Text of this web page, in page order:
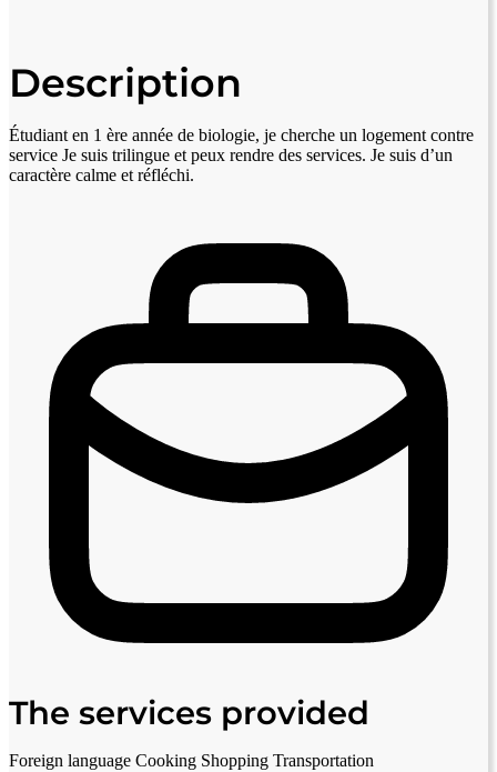
Description
Étudiant en 1 ère année de biologie, je cherche un logement contre
service Je suis trilingue et peux rendre des services. Je suis d’un
caractère calme et réfléchi.
The services provided
Foreign language Cooking Shopping Transportation